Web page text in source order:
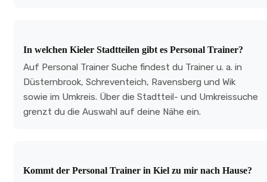
In welchen Kieler Stadtteilen gibt es Personal Trainer?
Auf Personal Trainer Suche findest du Trainer u. a. in
Düsternbrook, Schreventeich, Ravensberg und Wik
sowie im Umkreis. Über die Stadtteil- und Umkreissuche
grenzt du die Auswahl auf deine Nähe ein.
Kommt der Personal Trainer in Kiel zu mir nach Hause?